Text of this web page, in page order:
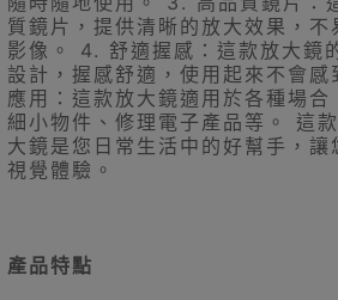
質鏡片，提供清晰的放大效果，不
影像。 4. 舒適握感：這款放大鏡
設計，握感舒適，使用起來不會
應用：這款放大鏡適用於各種場合
細小物件、修理電子產品等。 這
大鏡是您日常生活中的好幫手，讓
視覺體驗。
產品特點